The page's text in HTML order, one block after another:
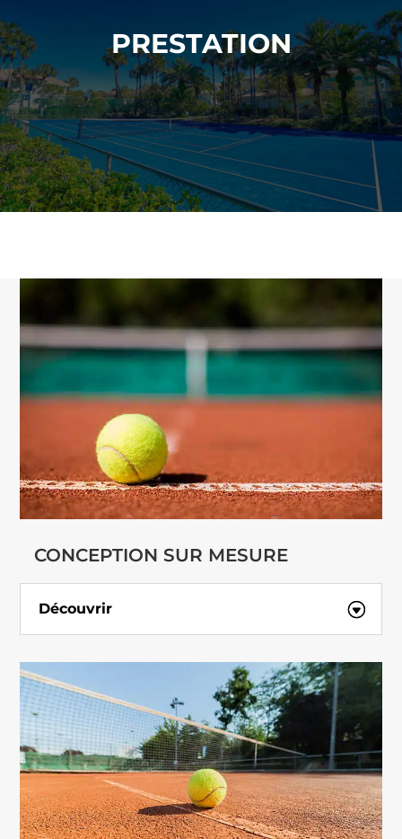
PRESTATION
CONCEPTION SUR MESURE
Découvrir